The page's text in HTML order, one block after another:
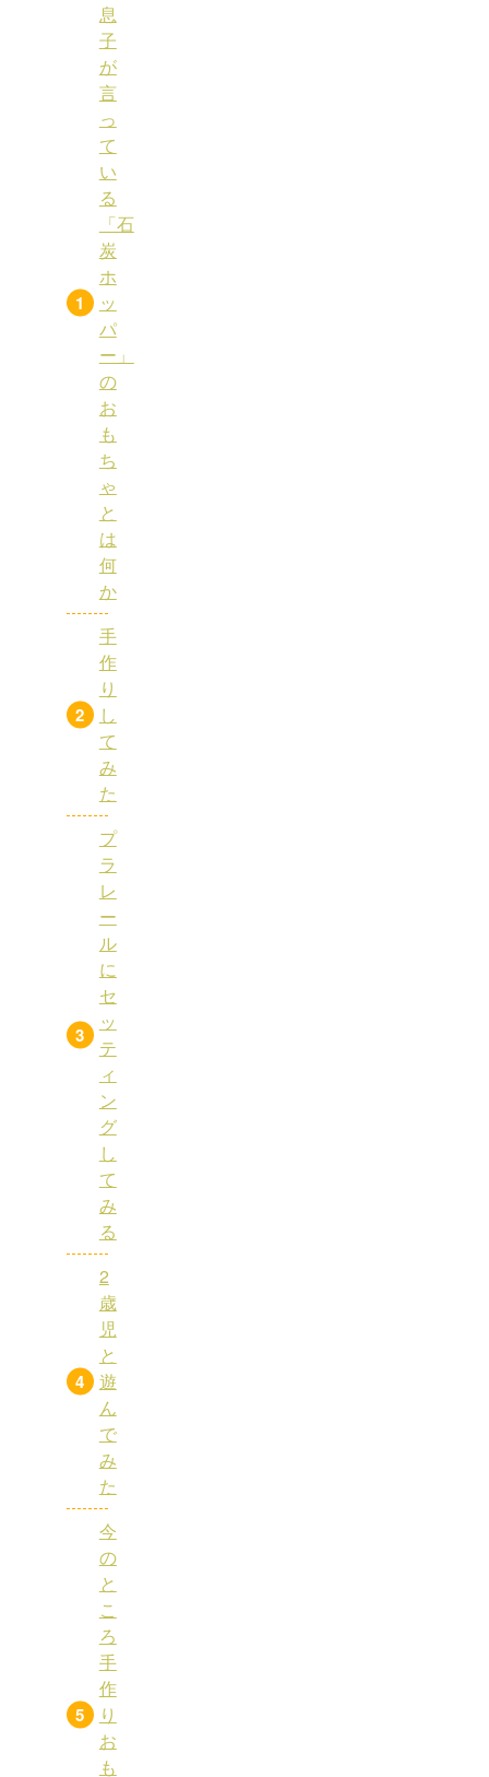
息
子
が
言
っ
て
い
る
「石
炭
ホ
ッ
パ
ー」
の
お
も
ち
ゃ
と
は
何
か
手
作
り
し
て
み
た
プ
ラ
レ
ー
ル
に
セ
ッ
テ
ィ
ン
グ
し
て
み
る
2
歳
児
と
遊
ん
で
み
た
今
の
と
こ
ろ
手
作
り
お
も